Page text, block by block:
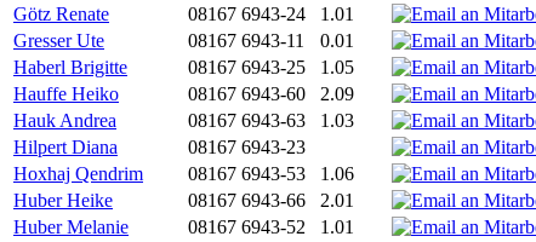
Götz Renate
08167 6943-24 1.01
Gresser Ute
08167 6943-11 0.01
Haberl Brigitte
08167 6943-25 1.05
Hauffe Heiko
08167 6943-60 2.09
Hauk Andrea
08167 6943-63 1.03
Hilpert Diana
08167 6943-23
Hoxhaj Qendrim
08167 6943-53 1.06
Huber Heike
08167 6943-66 2.01
Huber Melanie
08167 6943-52 1.01